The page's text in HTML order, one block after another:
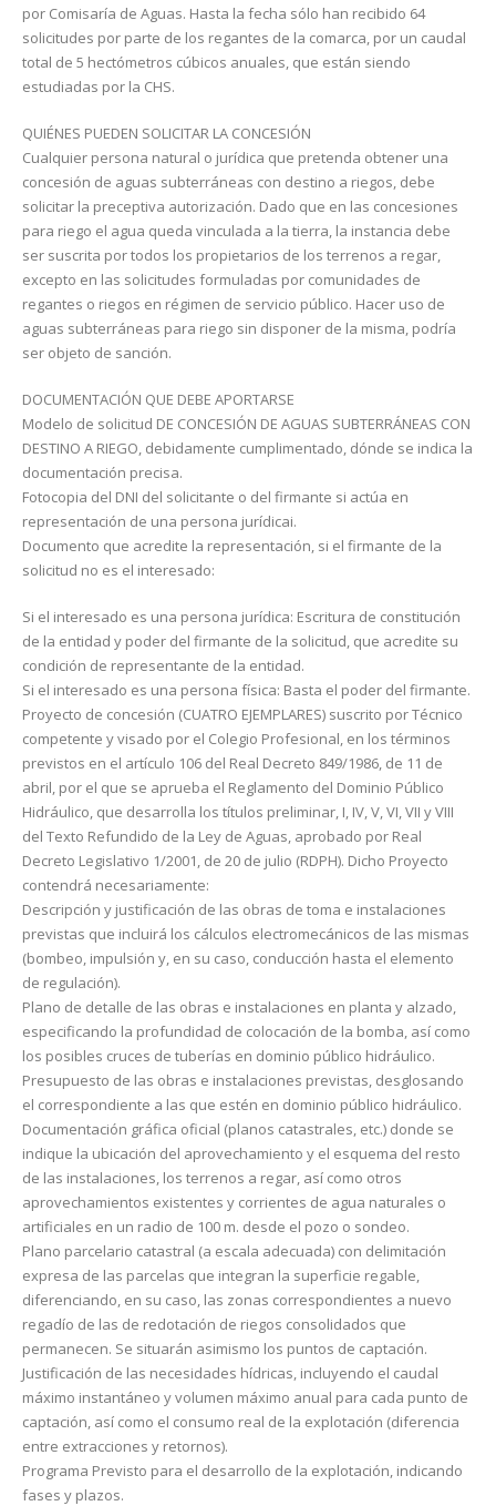
por Comisaría de Aguas. Hasta la fecha sólo han recibido 64
solicitudes por parte de los regantes de la comarca, por un caudal
total de 5 hectómetros cúbicos anuales, que están siendo
estudiadas por la CHS.
QUIÉNES PUEDEN SOLICITAR LA CONCESIÓN
Cualquier persona natural o jurídica que pretenda obtener una
concesión de aguas subterráneas con destino a riegos, debe
solicitar la preceptiva autorización. Dado que en las concesiones
para riego el agua queda vinculada a la tierra, la instancia debe
ser suscrita por todos los propietarios de los terrenos a regar,
excepto en las solicitu­des formuladas por comunidades de
regantes o riegos en régimen de servicio público. Hacer uso de
aguas sub­terráneas para riego sin disponer de la misma, podría
ser objeto de sanción.
DOCUMENTACIÓN QUE DEBE APORTARSE
Modelo de solicitud DE CONCESIÓN DE AGUAS SUBTERRÁNEAS CON
DESTINO A RIEGO, debida­mente cumplimentado, dónde se indica la
docu­mentación precisa.
Fotocopia del DNI del solicitante o del firmante si actúa en
representación de una persona jurídicai.
Documento que acredite la representación, si el firmante de la
solicitud no es el interesado:
Si el interesado es una persona jurídica: Escritura de constitución
de la entidad y poder del firmante de la solicitud, que acredite su
condición de representante de la entidad.
Si el interesado es una persona física: Basta el poder del firmante.
Proyecto de concesión (CUATRO EJEMPLARES) suscrito por Técnico
competente y visado por el Cole­gio Profesional, en los términos
previstos en el artículo 106 del Real Decreto 849/1986, de 11 de
abril, por el que se aprueba el Reglamento del Dominio Público
Hidráulico, que desarrolla los títulos preliminar, I, IV, V, VI, VII y VIII
del Texto Refundido de la Ley de Aguas, aprobado por Real
Decreto Legislativo 1/2001, de 20 de julio (RDPH). Dicho Proyecto
contendrá necesariamente:
Descripción y justificación de las obras de toma e instalaciones
previstas que incluirá los cálculos elec­tromecánicos de las mismas
(bombeo, impulsión y, en su caso, conducción hasta el elemento
de re­gulación).
Plano de detalle de las obras e instalaciones en planta y alzado,
especificando la profundidad de co­locación de la bomba, así como
los posibles cruces de tuberías en dominio público hidráulico.
Presupuesto de las obras e instalaciones previstas, desglosando
el correspondiente a las que estén en dominio público hidráulico.
Documentación gráfica oficial (planos catastrales, etc.) donde se
indique la ubicación del aprovecha­miento y el esquema del resto
de las instalaciones, los terrenos a regar, así como otros
aprovecha­mientos existentes y corrientes de agua naturales o
artificiales en un radio de 100 m. desde el pozo o sondeo.
Plano parcelario catastral (a escala adecuada) con delimitación
expresa de las parcelas que integran la superficie regable,
diferenciando, en su caso, las zonas correspondientes a nuevo
regadío de las de redotación de riegos consolidados que
permanecen. Se situarán asimismo los puntos de captación.
Justificación de las necesidades hídricas, incluyendo el caudal
máximo instantáneo y volumen máximo anual para cada punto de
captación, así como el consumo real de la explotación (diferencia
entre ex­tracciones y retornos).
Programa Previsto para el desarrollo de la explotación, indicando
fases y plazos.